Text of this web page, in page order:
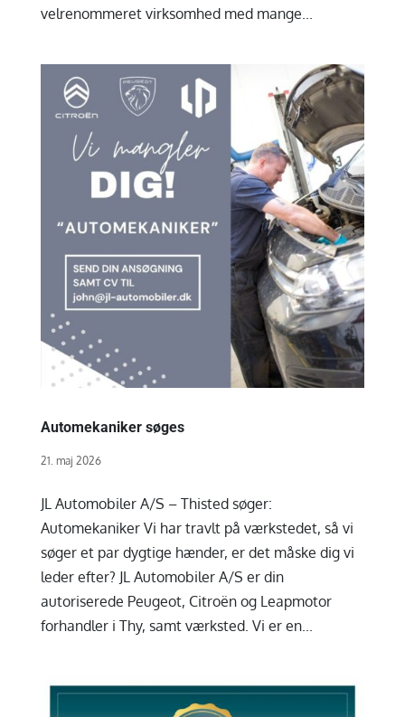
velrenommeret virksomhed med mange...
Automekaniker søges
21. maj 2026
JL Automobiler A/S – Thisted søger:
Automekaniker Vi har travlt på værkstedet, så vi
søger et par dygtige hænder, er det måske dig vi
leder efter? JL Automobiler A/S er din
autoriserede Peugeot, Citroën og Leapmotor
forhandler i Thy, samt værksted. Vi er en...